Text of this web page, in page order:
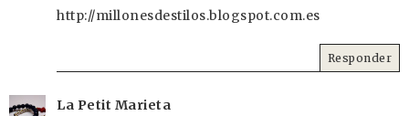
http://millonesdestilos.blogspot.com.es
Responder
La Petit Marieta